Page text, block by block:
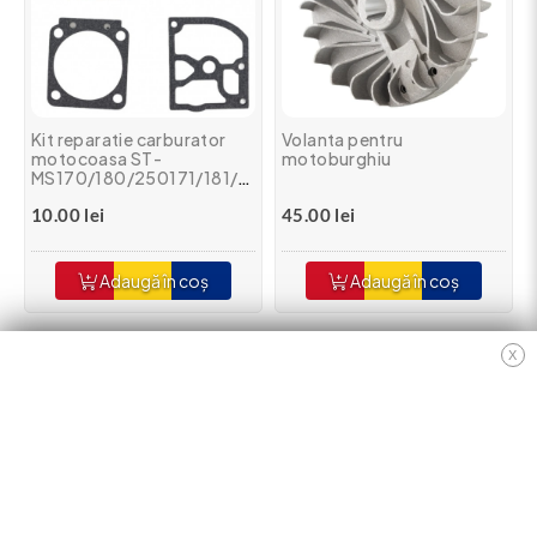
Kit reparatie carburator
motocoasa ST-
MS170/180/250171/181/211/201/HS81/Hu445/450(Z)
10.00 lei
Adaugă în coș
Volanta pentru
motoburghiu
45.00 lei
Adaugă în coș
X